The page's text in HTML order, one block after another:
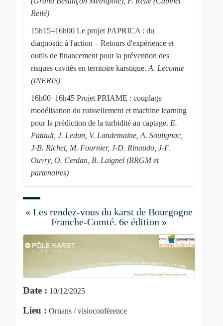
Reilé)
15h15–16h00 Le projet PAPRICA : du
diagnostic à l'action – Retours d'expérience et
outils de financement pour la prévention des
risques cavités en territoire karstique. A. Lecomte
(INERIS)
16h00–16h45 Projet PRIAME : couplage
modélisation du ruissellement et machine learning
pour la prédiction de la turbidité au captage. E.
Patault, J. Ledun, V. Landemaine, A. Soulignac,
J-B. Richet, M. Fournier, J-D. Rinaudo, J-F.
Ouvry, O. Cerdan, B. Laignel (BRGM et
partenaires)
« Les rendez-vous du karst de Bourgogne
Franche-Comté. 6e édition »
Date : 10/12/2025
Lieu : Ornans / visioconférence